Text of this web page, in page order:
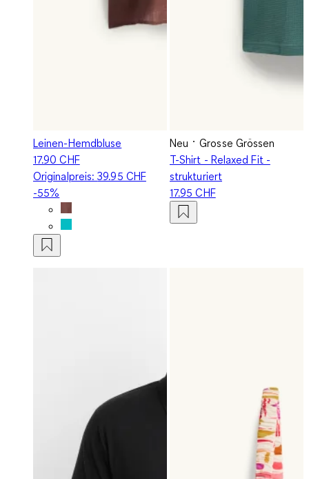
Leinen-Hemdbluse
17.90 CHF
Originalpreis:39.95 CHF
-55%
Neu
Grosse Grössen
T-Shirt - Relaxed Fit -
strukturiert
17.95 CHF